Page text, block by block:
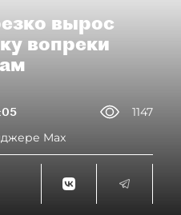
вырос
вопреки
1147
Max